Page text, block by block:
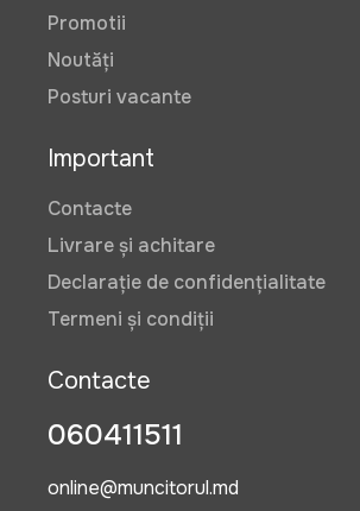
Promotii
Noutăți
Posturi vacante
Important
Contacte
Livrare și achitare
Declarație de confidențialitate
Termeni și condiții
Contacte
060411511
online@muncitorul.md